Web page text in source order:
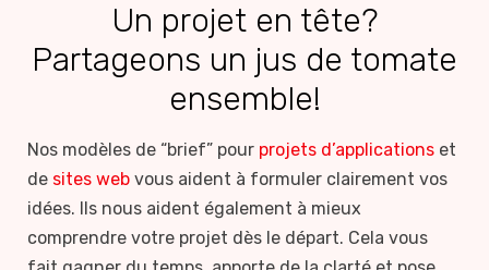
Un projet en tête?
Partageons un jus de tomate
ensemble!
Nos modèles de “brief” pour projets d’applications et
de sites web vous aident à formuler clairement vos
idées. Ils nous aident également à mieux
comprendre votre projet dès le départ. Cela vous